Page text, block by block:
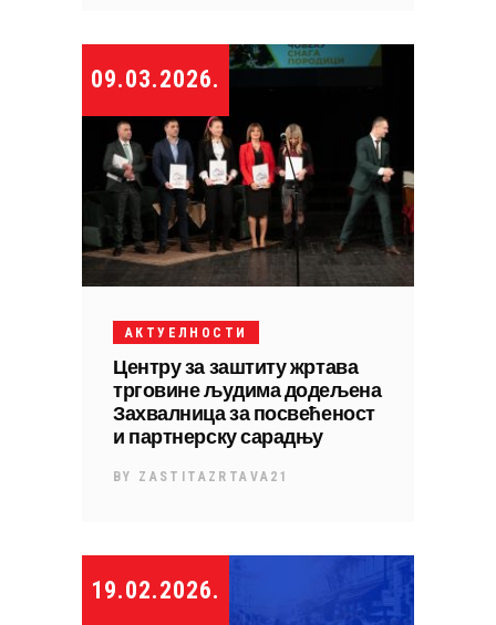
09.03.2026.
АКТУЕЛНОСТИ
Центру за заштиту жртава
трговине људима додељена
Захвалница за посвећеност
и партнерску сарадњу
BY ZASTITAZRTAVA21
19.02.2026.